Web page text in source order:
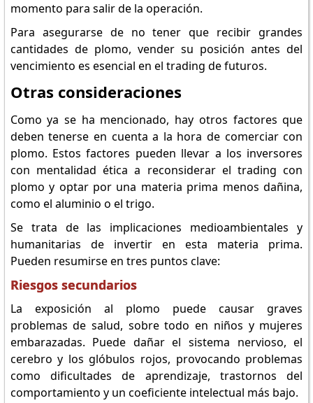
momento para salir de la operación.
Para asegurarse de no tener que recibir grandes
cantidades de plomo, vender su posición antes del
vencimiento es esencial en el trading de futuros.
Otras consideraciones
Como ya se ha mencionado, hay otros factores que
deben tenerse en cuenta a la hora de comerciar con
plomo. Estos factores pueden llevar a los inversores
con mentalidad ética a reconsiderar el trading con
plomo y optar por una materia prima menos dañina,
como el aluminio o el trigo.
Se trata de las implicaciones medioambientales y
humanitarias de invertir en esta materia prima.
Pueden resumirse en tres puntos clave:
Riesgos secundarios
La exposición al plomo puede causar graves
problemas de salud, sobre todo en niños y mujeres
embarazadas. Puede dañar el sistema nervioso, el
cerebro y los glóbulos rojos, provocando problemas
como dificultades de aprendizaje, trastornos del
comportamiento y un coeficiente intelectual más bajo.